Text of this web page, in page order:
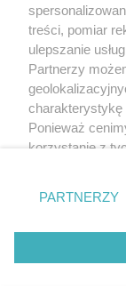
treści, pomiar
ulepszanie
Partnerzy
charakterystykę
Ponieważ
korzystanie z
zmienić/
znajdujący się
rodzaje
użytkownika,
przetwarzaniu.
PARTNERZY